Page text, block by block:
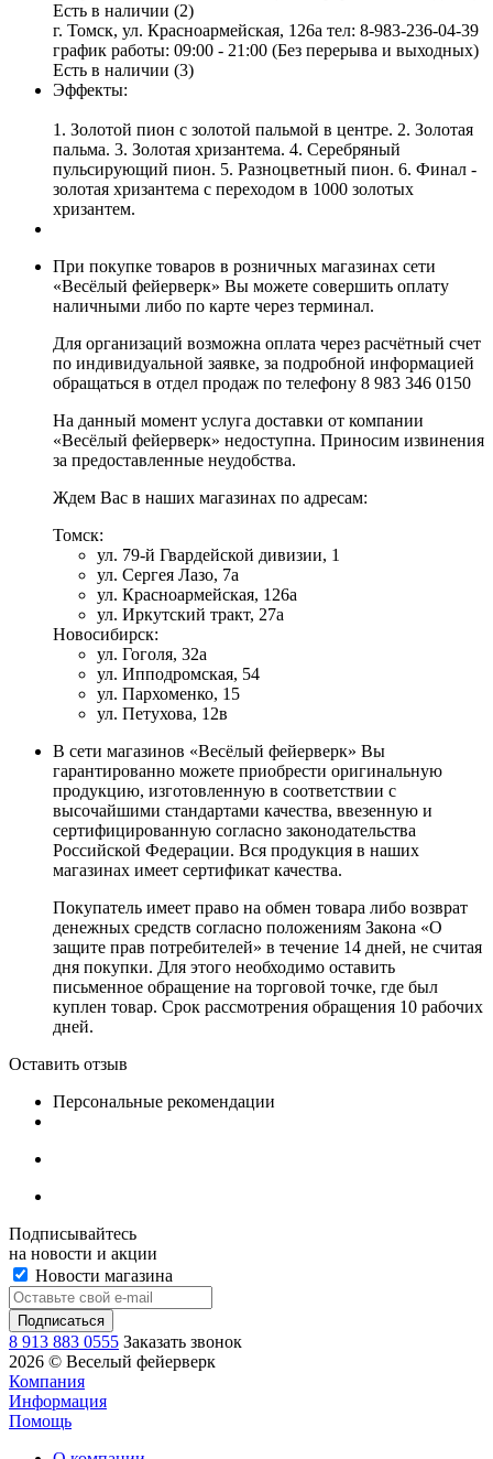
Есть в наличии (2)
г. Томск, ул. Красноармейская, 126а тел: 8-983-236-04-39
график работы: 09:00 - 21:00 (Без перерыва и выходных)
Есть в наличии (3)
Эффекты:
1. Золотой пион с золотой пальмой в центре. 2. Золотая
пальма. 3. Золотая хризантема. 4. Серебряный
пульсирующий пион. 5. Разноцветный пион. 6. Финал -
золотая хризантема с переходом в 1000 золотых
хризантем.
При покупке товаров в розничных магазинах сети
«Весёлый фейерверк» Вы можете совершить оплату
наличными либо по карте через терминал.
Для организаций возможна оплата через расчётный счет
по индивидуальной заявке, за подробной информацией
обращаться в отдел продаж по телефону 8 983 346 0150
На данный момент услуга доставки от компании
«Весёлый фейерверк» недоступна. Приносим извинения
за предоставленные неудобства.
Ждем Вас в наших магазинах по адресам:
Томск:
ул. 79-й Гвардейской дивизии, 1
ул. Сергея Лазо, 7а
ул. Красноармейская, 126а
ул. Иркутский тракт, 27а
Новосибирск:
ул. Гоголя, 32а
ул. Ипподромская, 54
ул. Пархоменко, 15
ул. Петухова, 12в
В сети магазинов «Весёлый фейерверк» Вы
гарантированно можете приобрести оригинальную
продукцию, изготовленную в соответствии с
высочайшими стандартами качества, ввезенную и
сертифицированную согласно законодательства
Российской Федерации. Вся продукция в наших
магазинах имеет сертификат качества.
Покупатель имеет право на обмен товара либо возврат
денежных средств согласно положениям Закона «О
защите прав потребителей» в течение 14 дней, не считая
дня покупки. Для этого необходимо оставить
письменное обращение на торговой точке, где был
куплен товар. Срок рассмотрения обращения 10 рабочих
дней.
Оставить отзыв
Персональные рекомендации
Подписывайтесь
на новости и акции
Новости магазина
8 913 883 0555 Заказать звонок
2026 © Веселый фейерверк
Компания
Информация
Помощь